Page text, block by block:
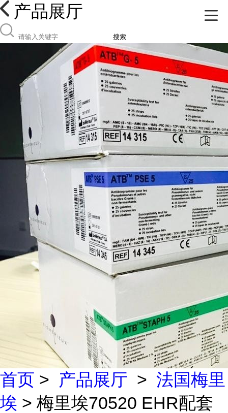
产品展厅
搜索
首页 > 产品展厅 > 法国梅里
埃 > 梅里埃70520 EHR配套